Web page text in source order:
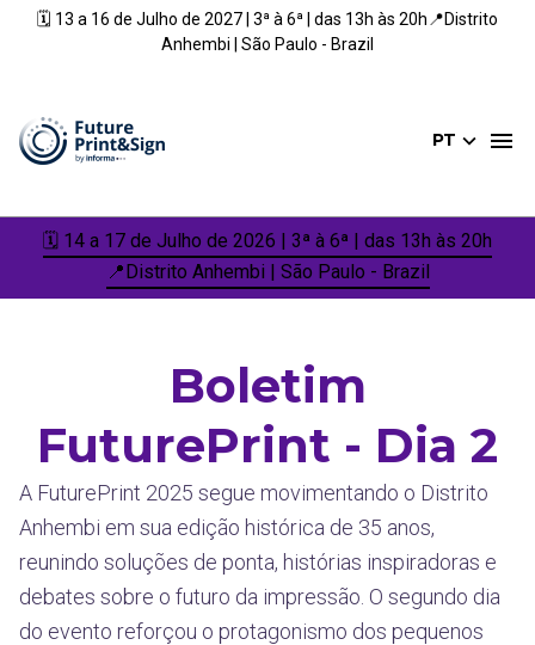
🗓️ 13 a 16 de Julho de 2027 | 3ª à 6ª | das 13h às 20h📍Distrito
Anhembi | São Paulo - Brazil
PT
🗓️ 14 a 17 de Julho de 2026 | 3ª à 6ª | das 13h às 20h
📍Distrito Anhembi | São Paulo - Brazil
Boletim
FuturePrint - Dia 2
A FuturePrint 2025 segue movimentando o Distrito
Anhembi em sua edição histórica de 35 anos,
reunindo soluções de ponta, histórias inspiradoras e
debates sobre o futuro da impressão. O segundo dia
do evento reforçou o protagonismo dos pequenos